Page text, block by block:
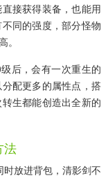
接获得装备，也能用
同的强度，部分怪物
。
后，会有一次重生的
配更多的属性点，搭
生都能创造出全新的
法
放进背包，清影剑不